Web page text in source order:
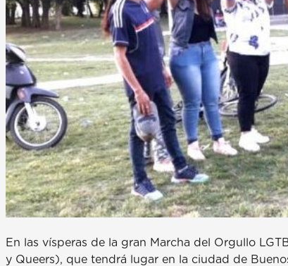
En las vísperas de la gran Marcha del Orgullo
y Queers), que tendrá lugar en la ciudad de